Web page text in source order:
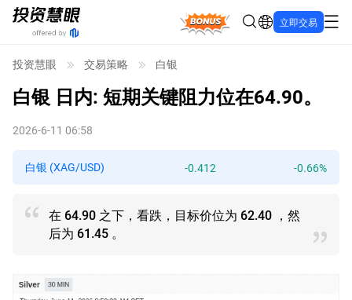
Bonus 立即交易
投资慧眼 交易策略 白银
白银 日内: 短期关键阻力位在64.90。
2026-6-11 06:58
白银 (XAG/USD) -0.412 -0.66%
在 64.90 之下，看跌，目标价位为 62.40 ，然
后为 61.45 。